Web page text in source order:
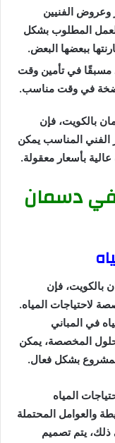
الفنيين
المطلوب بشكل
ببعضها البعض.
مسبقًا في تأمين وقت
في وقت مناسب.
بالكويت، فإن
الفني المناسب يمكن
بأسعار معقولة.
دسمان
بالكويت، فإن
لاحتياجات المياه.
في المباني
المخصصة، يمكن
بشكل فعال.
المياه
والعوامل المحتملة
ذلك، يتم تصميم